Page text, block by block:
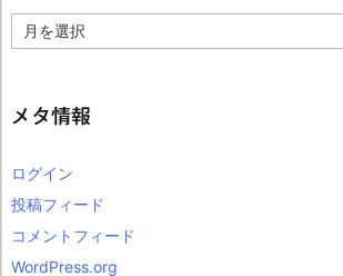
ー
ブ
メタ情報
ログイン
投稿フィード
コメントフィード
WordPress.org